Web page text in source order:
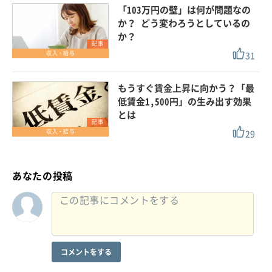
記事
収入・給与
「103万円の壁」は何が問題なの
か？ どう変わろうとしているの
か？
31
記事
収入・給与
もうすぐ賃金上昇に向かう？「最
低賃金1,500円」の生み出す効果
とは
29
あなたの投稿
コメントをする